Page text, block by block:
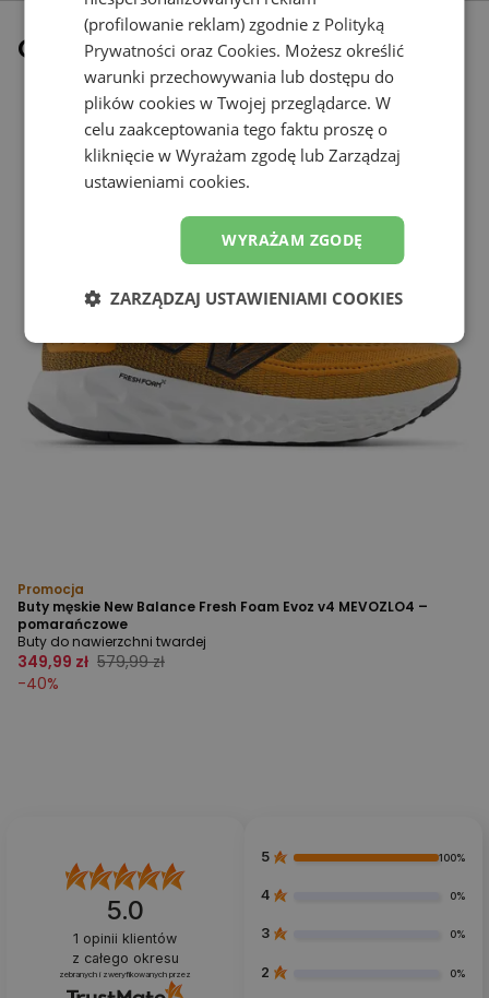
Ostatnio oglądane
Promocja
Buty męskie New Balance Fresh Foam Evoz v4 MEVOZLO4 –
pomarańczowe
Buty do nawierzchni twardej
349,99 zł 579,99 zł
-40%
5.0
1 opinii klientów
z całego okresu
zebranych i zweryfikowanych przez
5 100%
4 0%
3 0%
2 0%
(profilowanie reklam) zgodnie z Polityką
Prywatności oraz Cookies. Możesz określić
warunki przechowywania lub dostępu do
plików cookies w Twojej przeglądarce. W
celu zaakceptowania tego faktu proszę o
kliknięcie w Wyrażam zgodę lub Zarządzaj
ustawieniami cookies.
WYRAŻAM ZGODĘ
ZARZĄDZAJ USTAWIENIAMI COOKIES